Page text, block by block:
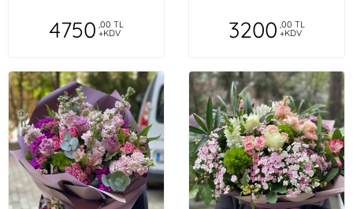
4750 ,00 TL
+KDV 3200 ,00 TL
+KDV